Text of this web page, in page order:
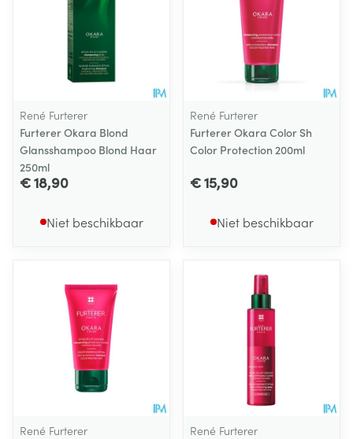
René Furterer
Furterer Okara Blond
Glansshampoo Blond Haar
250ml
€ 18,90
Niet beschikbaar
René Furterer
Furterer Okara Color Sh
Color Protection 200ml
€ 15,90
Niet beschikbaar
René Furterer
René Furterer